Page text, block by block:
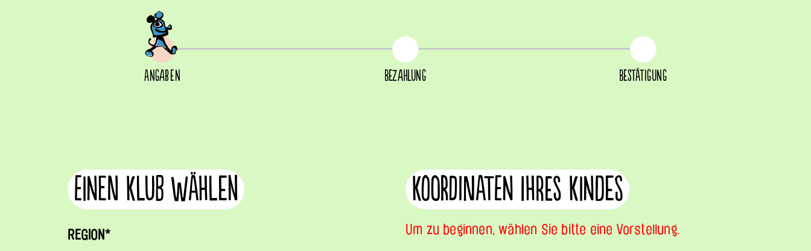
Einen Klub wählen
REGION*
Koordinaten ihres Kindes
Um zu beginnen, wählen Sie bitte eine Vorstellung.